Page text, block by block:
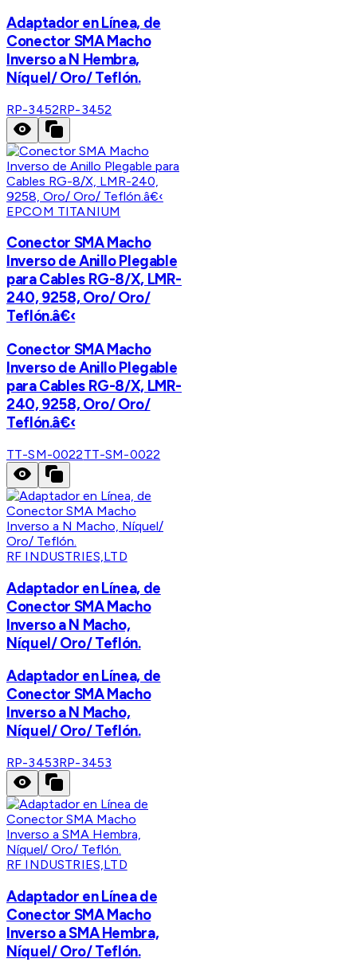
Adaptador en Línea, de
Conector SMA Macho
Inverso a N Hembra,
Níquel/ Oro/ Teflón.
RP-3452RP-3452
EPCOM TITANIUM
Conector SMA Macho
Inverso de Anillo Plegable
para Cables RG-8/X, LMR-
240, 9258, Oro/ Oro/
Teflón.â€‹
Conector SMA Macho
Inverso de Anillo Plegable
para Cables RG-8/X, LMR-
240, 9258, Oro/ Oro/
Teflón.â€‹
TT-SM-0022TT-SM-0022
RF INDUSTRIES,LTD
Adaptador en Línea, de
Conector SMA Macho
Inverso a N Macho,
Níquel/ Oro/ Teflón.
Adaptador en Línea, de
Conector SMA Macho
Inverso a N Macho,
Níquel/ Oro/ Teflón.
RP-3453RP-3453
RF INDUSTRIES,LTD
Adaptador en Línea de
Conector SMA Macho
Inverso a SMA Hembra,
Níquel/ Oro/ Teflón.